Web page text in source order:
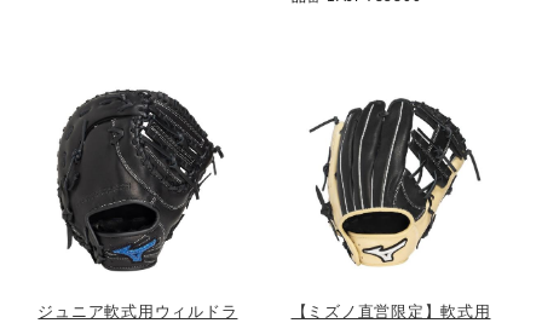
柔道
ウィンタースポーツ
ワーキング
ジュニア軟式用ウィルドラ
【ミズノ直営限定】軟式用